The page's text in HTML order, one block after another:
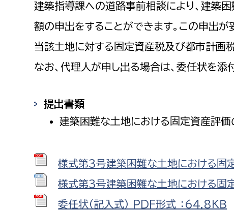
妊産婦
高齢者
障がい者
傷病者
労働者
求職者
市民部
地域政策課
防災部
防災対策
福祉健康部
福祉政策課
生活援護課
子ども政
子ども若
建築指導課への道路事前相談により、建築
額の申出をすることができます。この申出
当該土地に対する固定資産税及び都市計画
なお、代理人が申し出る場合は、委任状を添
提出書類
建築困難な土地における固定資産評価
様式第3号建築困難な土地における固
様式第3号建築困難な土地における固
委任状（記入式） PDF形式 ：64.8ＫＢ